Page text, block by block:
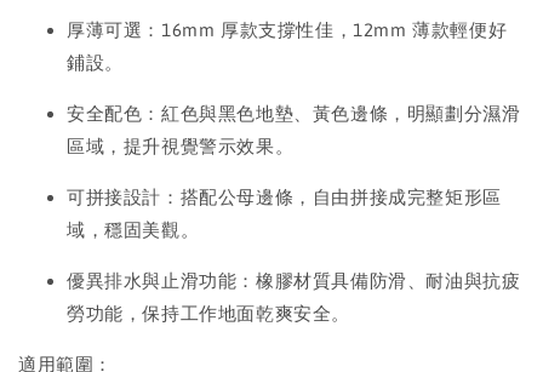
厚薄可選：16mm 厚款支撐性佳，12mm 薄款輕便好
鋪設。
安全配色：紅色與黑色地墊、黃色邊條，明顯劃分濕滑
區域，提升視覺警示效果。
可拼接設計：搭配公母邊條，自由拼接成完整矩形區
域，穩固美觀。
優異排水與止滑功能：橡膠材質具備防滑、耐油與抗疲
勞功能，保持工作地面乾爽安全。
適用範圍：